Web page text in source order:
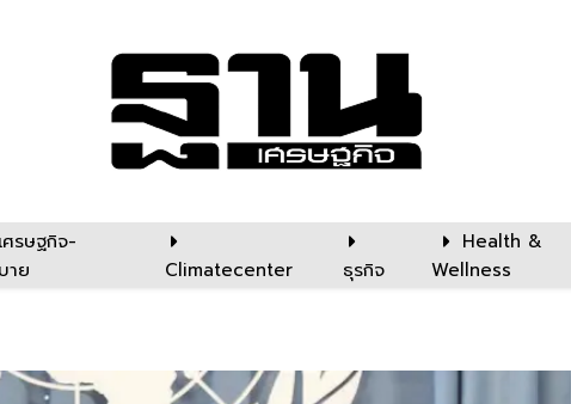
ศรษฐกิจ-
าย
Climatecenter ธุรกิจ
Health &
Wellness